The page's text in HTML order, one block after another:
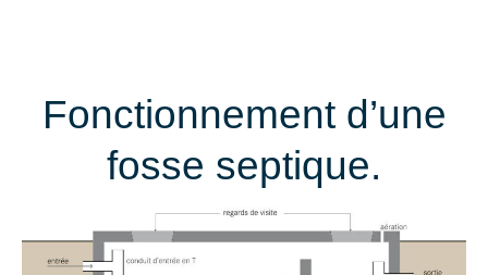
Fonctionnement d’une
fosse septique.